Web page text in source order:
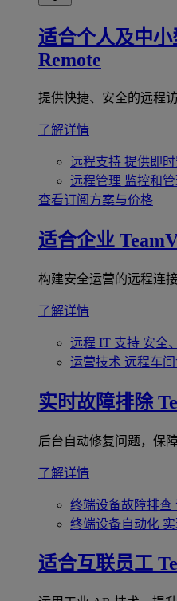
适合个人及中
Remote
提供快捷、安全的远程
了解详情
远程支持 提供即
远程管理 监控和
查看订阅方案与价格
适合企业
构建安全运营的远程连
了解详情
远程 IT 支持 安全
运营技术 远程车间
实时故障排除
后台自动修复问题，保
了解详情
终端设备故障排查
终端设备自动化
适合互联员工